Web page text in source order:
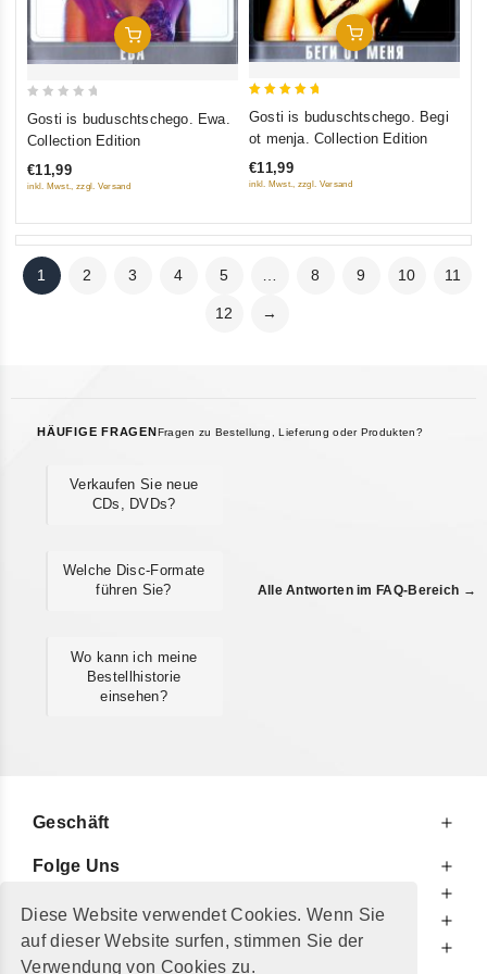
Diese Website verwendet Cookies. Wenn Sie
auf dieser Website surfen, stimmen Sie der
Verwendung von Cookies zu.
In Den Warenkorb
5
Gosti is buduschtschego. Ewa.
Collection Edition
€11,99
inkl. Mwst., zzgl. Versand
In Den Warenkorb
Gosti is buduschtschego. Begi
ot menja. Collection Edition
€11,99
inkl. Mwst., zzgl. Versand
1 2 3 4 5 … 8 9 10 11
12 →
HÄUFIGE FRAGEN Fragen zu Bestellung, Lieferung oder Produkten?
Verkaufen Sie neue
CDs, DVDs?
Welche Disc-Formate
führen Sie?
Wo kann ich meine
Bestellhistorie
einsehen?
Alle Antworten im FAQ-Bereich →
Geschäft
Folge Uns
Zu Ihrer Information
Zusätzlich